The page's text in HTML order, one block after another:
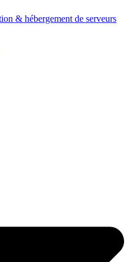
& hébergement de serveurs